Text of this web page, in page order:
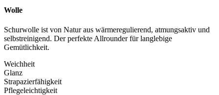
Wolle
Schurwolle ist von Natur aus wärmeregulierend, atmungsaktiv und
selbstreinigend. Der perfekte Allrounder für langlebige
Gemütlichkeit.
Weichheit
Glanz
Strapazierfähigkeit
Pflegeleichtigkeit